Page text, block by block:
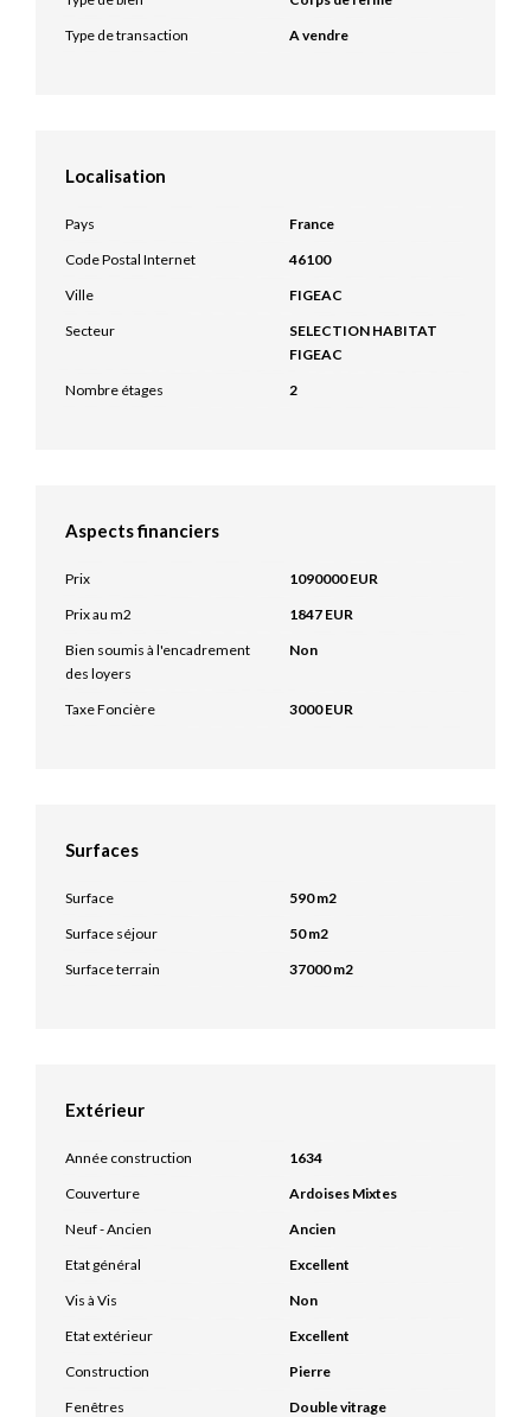
Type de transaction
A vendre
Localisation
Pays
France
Code Postal Internet
46100
Ville
FIGEAC
Secteur
SELECTION HABITAT
FIGEAC
Nombre étages
2
Aspects financiers
Prix
1090000 EUR
Prix au m2
1847 EUR
Bien soumis à l'encadrement
des loyers
Non
Taxe Foncière 3000 EUR
Surfaces
Surface
590 m2
Surface séjour
50 m2
Surface terrain
37000 m2
Extérieur
Année construction
1634
Couverture
Ardoises Mixtes
Neuf - Ancien
Ancien
Etat général
Excellent
Vis à Vis
Non
Etat extérieur
Excellent
Construction
Pierre
Fenêtres
Double vitrage